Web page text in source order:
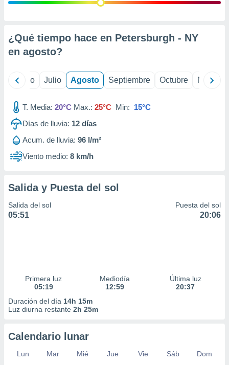
e
mediante
de
1199
¿Qué tiempo hace en Petersburgh - NY
en agosto?
Junio Julio Agosto Septiembre Octubre
T. Media: 20°C Max.: 25°C Min: 15°C
Días de lluvia: 12 días
Acum. de lluvia: 96 l/m²
Viento medio: 8 km/h
Salida y Puesta del sol
Salida del sol
05:51
Puesta del sol
20:06
Primera luz
05:19
Mediodía
12:59
Última luz
20:37
Duración del día 14h 15m
Luz diurna restante 2h 25m
Calendario lunar
Lun Mar Mié Jue Vie Sáb
Dom